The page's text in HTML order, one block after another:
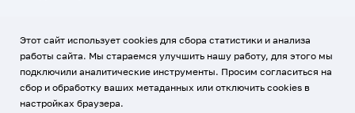
Использование Cookies
Политика обработки персональных данных
Этот сайт использует cookies для сбора статистики и анализа
работы сайта. Мы стараемся улучшить нашу работу, для этого мы
подключили аналитические инструменты. Просим согласиться на
сбор и обработку ваших метаданных или отключить cookies в
настройках браузера.